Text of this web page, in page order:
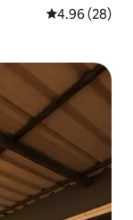
평점 4.96점(5
4.96 (28)